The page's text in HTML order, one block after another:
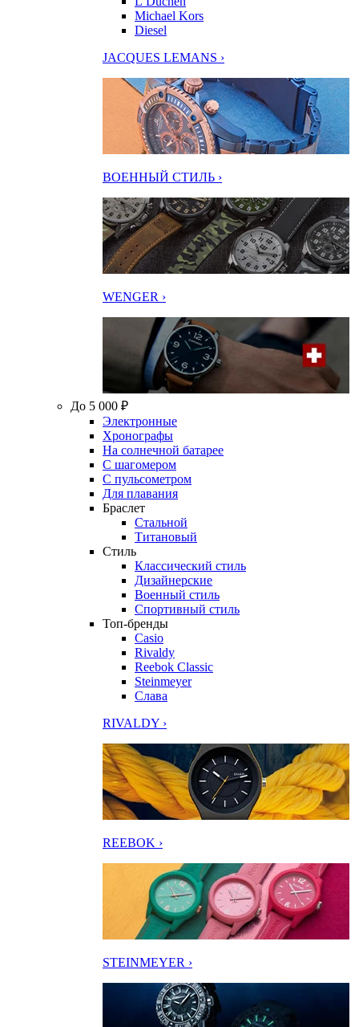
Michael Kors
Diesel
JACQUES LEMANS ›
ВОЕННЫЙ СТИЛЬ ›
WENGER ›
До 5 000 ₽
Электронные
Хронографы
На солнечной батарее
С шагомером
С пульсометром
Для плавания
Браслет
Стальной
Титановый
Стиль
Классический стиль
Дизайнерские
Военный стиль
Спортивный стиль
Топ-бренды
Casio
Rivaldy
Reebok Classic
Steinmeyer
Слава
RIVALDY ›
REEBOK ›
STEINMEYER ›